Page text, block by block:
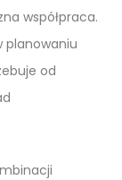
współpraca.
planowaniu
od